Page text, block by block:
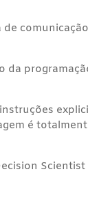
da
é